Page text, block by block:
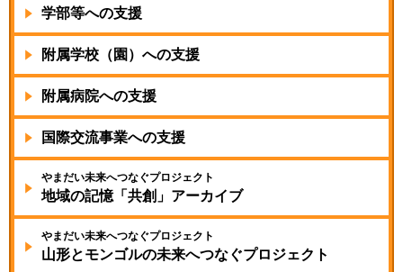
学部等への支援
附属学校（園）への支援
附属病院への支援
国際交流事業への支援
やまだい未来へつなぐプロジェクト
地域の記憶「共創」アーカイブ
やまだい未来へつなぐプロジェクト
山形とモンゴルの未来へつなぐプロジェクト